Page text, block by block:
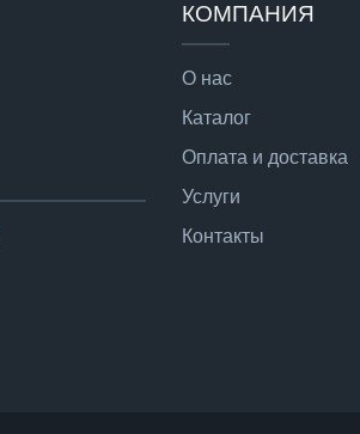
КОМПАНИЯ
О нас
Каталог
Оплата и доставка
Услуги
Контакты